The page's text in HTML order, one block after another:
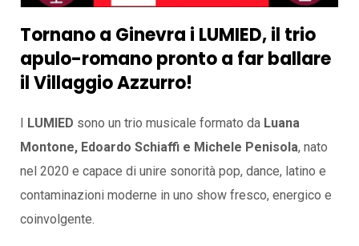
Tornano a Ginevra i LUMIED, il trio
apulo-romano pronto a far ballare
il Villaggio Azzurro!
I LUMIED sono un trio musicale formato da Luana
Montone, Edoardo Schiaffi e Michele Penisola, nato
nel 2020 e capace di unire sonorità pop, dance, latino e
contaminazioni moderne in uno show fresco, energico e
coinvolgente.